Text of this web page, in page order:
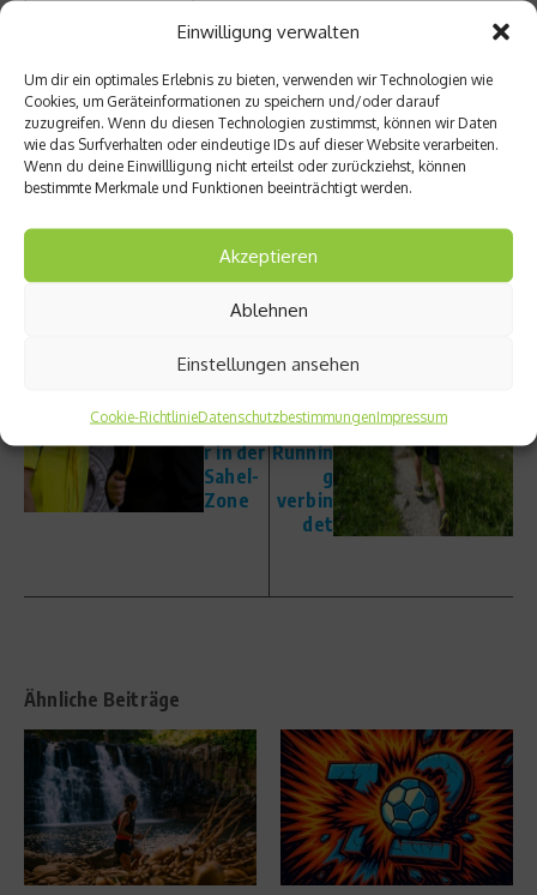
Einwilligung verwalten
Um dir ein optimales Erlebnis zu bieten, verwenden wir Technologien wie
Cookies, um Geräteinformationen zu speichern und/oder darauf
zuzugreifen. Wenn du diesen Technologien zustimmst, können wir Daten
wie das Surfverhalten oder eindeutige IDs auf dieser Website verarbeiten.
Wenn du deine Einwillligung nicht erteilst oder zurückziehst, können
bestimmte Merkmale und Funktionen beeinträchtigt werden.
Akzeptieren
Ablehnen
Einstellungen ansehen
Cookie-RichtlinieDatenschutzbestimmungenImpressum
wurden drei Mal zweiter.
Beitrag teilen
Zeiche
Kampf
gegen
Hunge
r in der
Sahel-
Zone
Synaps
Schuh,
Hiking
und
Runnin
g
verbin
det
Ähnliche Beiträge